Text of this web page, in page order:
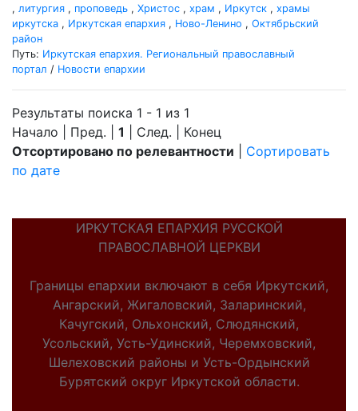
, литургия , проповедь , Христос , храм , Иркутск , храмы
иркутска , Иркутская епархия , Ново-Ленино , Октябрьский
район
Путь: Иркутская епархия. Региональный православный
портал / Новости епархии
Результаты поиска 1 - 1 из 1
Начало | Пред. | 1 | След. | Конец
Отсортировано по релевантности
Сортировать
по дате
ИРКУТСКАЯ ЕПАРХИЯ РУССКОЙ
ПРАВОСЛАВНОЙ ЦЕРКВИ
Границы епархии включают в себя Иркутский,
Ангарский, Жигаловский, Заларинский,
Качугский, Ольхонский, Слюдянский,
Усольский, Усть-Удинский, Черемховский,
Шелеховский районы и Усть-Ордынский
Бурятский округ Иркутской области.